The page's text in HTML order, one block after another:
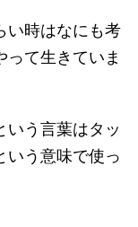
い時はなにも考
って生きていま
う言葉はタッ
いう意味で使っ